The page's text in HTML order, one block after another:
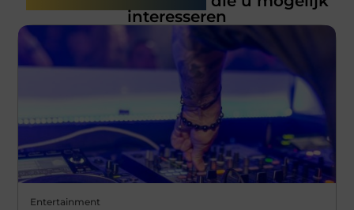
interesseren
Entertainment